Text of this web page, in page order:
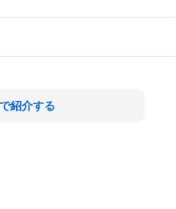
紹介する